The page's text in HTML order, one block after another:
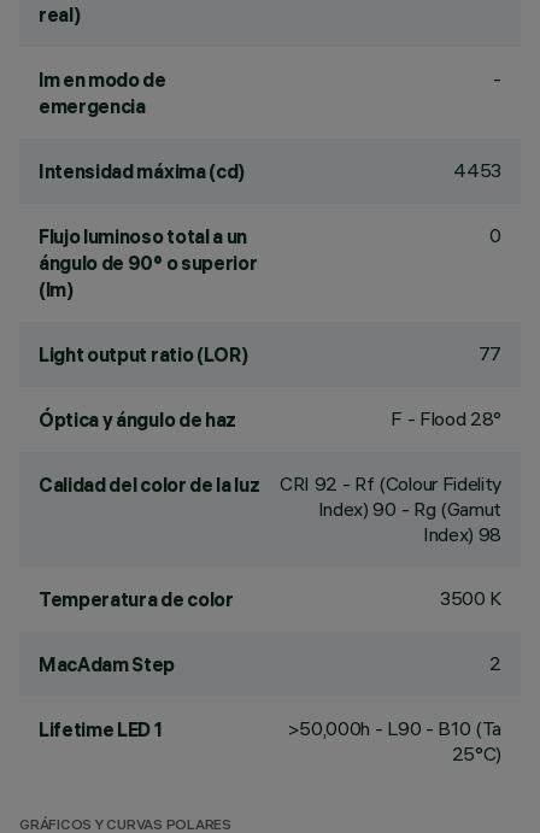
real)
lm en modo de
emergencia
-
Intensidad máxima (cd) 4453
Flujo luminoso total a un
ángulo de 90° o superior
(lm)
0
Light output ratio (LOR) 77
Óptica y ángulo de haz F - Flood 28°
Calidad del color de la luz CRI 92 - Rf (Colour Fidelity
Index) 90 - Rg (Gamut
Index) 98
Temperatura de color 3500 K
MacAdam Step 2
Lifetime LED 1
>50,000h - L90 - B10 (Ta
25°C)
GRÁFICOS Y CURVAS POLARES